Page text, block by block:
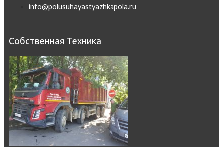
info@polusuhayastyazhkapola.ru
Собственная Техника